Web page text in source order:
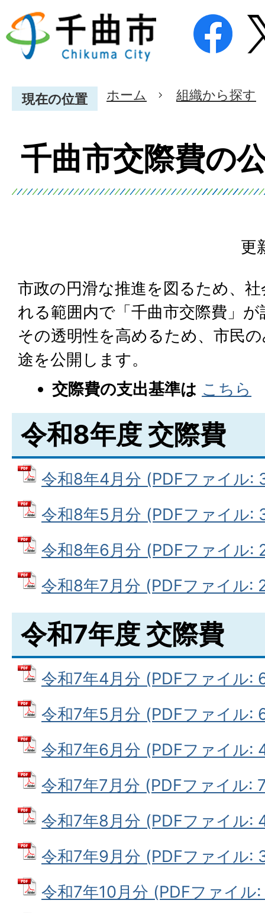
現在の位置 ホーム 組織から探す
千曲市交際費の
更
市政の円滑な推進を図るため、
れる範囲内で「千曲市交際費」
その透明性を高めるため、市民
途を公開します。
交際費の支出基準は こちら
令和8年度 交際費
令和8年4月分 (PDFファイル:
令和8年5月分 (PDFファイル:
令和8年6月分 (PDFファイル:
令和8年7月分 (PDFファイル:
令和7年度 交際費
令和7年4月分 (PDFファイル:
令和7年5月分 (PDFファイル:
令和7年6月分 (PDFファイル:
令和7年7月分 (PDFファイル:
令和7年8月分 (PDFファイル:
令和7年9月分 (PDFファイル:
令和7年10月分 (PDFファイル